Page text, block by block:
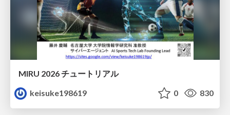
MIRU 2026 チュートリアル
keisuke198619
0 830